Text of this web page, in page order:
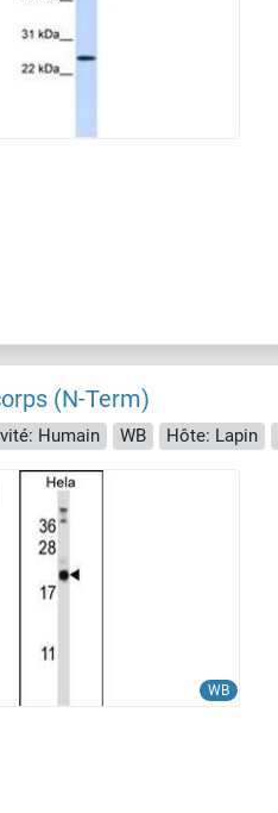
(N-Term)
Humain WB Hôte: Lapin
WB